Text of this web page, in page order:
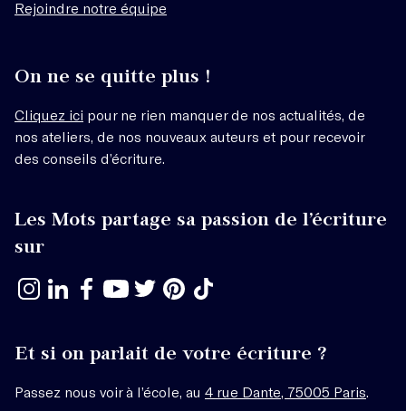
Rejoindre notre équipe
On ne se quitte plus !
Cliquez ici pour ne rien manquer de nos actualités, de
nos ateliers, de nos nouveaux auteurs et pour recevoir
des conseils d’écriture.
Les Mots partage sa passion de l’écriture
sur
Et si on parlait de votre écriture ?
Passez nous voir à l’école, au 4 rue Dante, 75005 Paris.